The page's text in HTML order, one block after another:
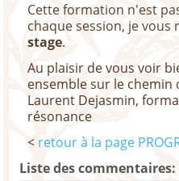
Cette formation n'est
chaque session, je
stage.
Au plaisir de vous voir
ensemble sur le chemin
Laurent Dejasmin,
résonance
< retour à la page
Liste des commentaires: